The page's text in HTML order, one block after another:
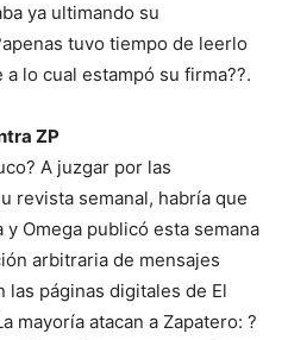
ya ultimando su
tuvo tiempo de leerlo
lo cual estampó su firma??.
ZP
A juzgar por las
revista semanal, habría que
Omega publicó esta semana
arbitraria de mensajes
páginas digitales de El
mayoría atacan a Zapatero: ?